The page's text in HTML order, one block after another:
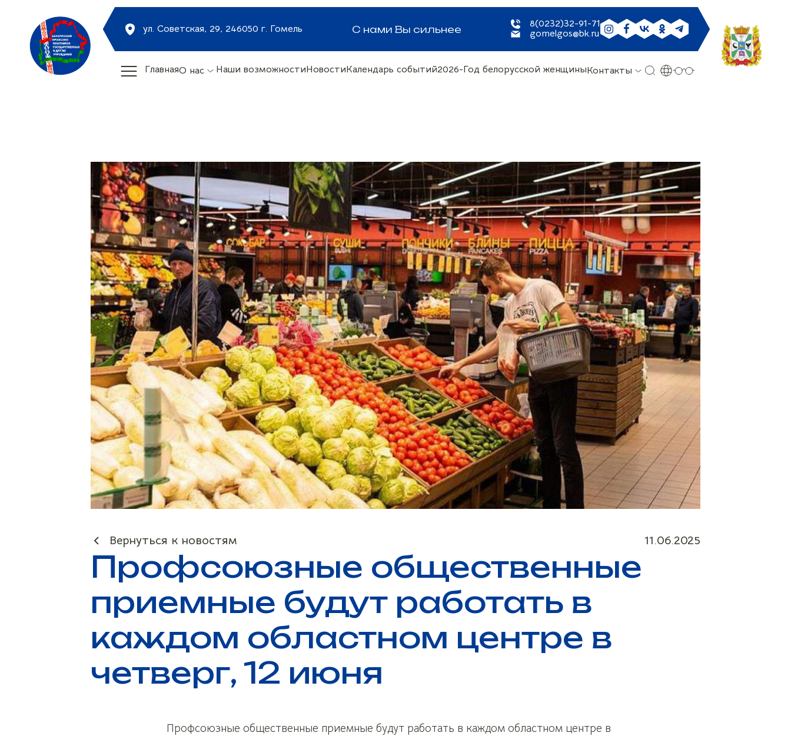
ул. Советская, 29, 246050 г. Гомель С нами Вы сильнее
8(0232)32-91-71
gomelgos@bk.ru
ГлавнаяО нас Наши возможностиНовостиКалендарь событий2026-Год белорусской женщиныКонтакты
Вернуться к новостям 11.06.2025
Профсоюзные общественные
приемные будут работать в
каждом областном центре в
четверг, 12 июня
Профсоюзные общественные приемные будут работать в каждом областном центре в